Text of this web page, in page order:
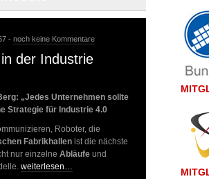
- noch keine Kommentare
der Industrie
„Jedes Unternehmen sollte
Strategie für Industrie 4.0
Roboter, die
Fabrikhallen ist die nächste
nur einzelne Abläufe und
weiterlesen…